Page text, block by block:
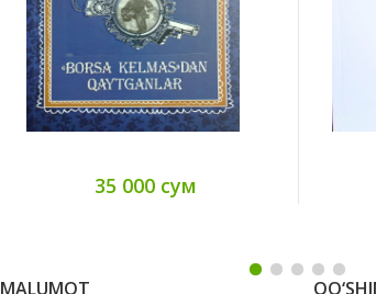
35 000 сум
MALUMOT